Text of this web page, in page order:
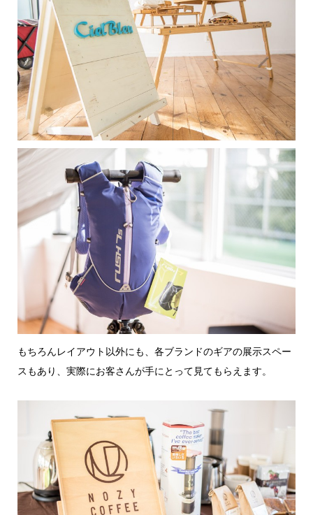
もちろんレイアウト以外にも、各ブランドのギアの展示スペー
スもあり、実際にお客さんが手にとって見てもらえます。